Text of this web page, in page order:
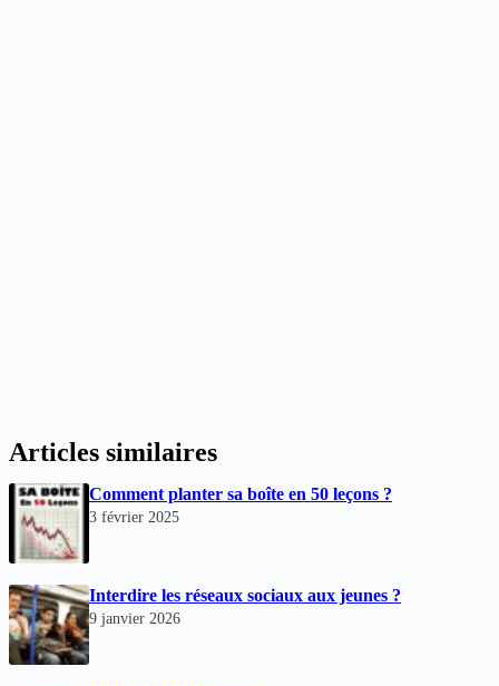
Articles similaires
Comment planter sa boîte en 50 leçons ?
3 février 2025
Interdire les réseaux sociaux aux jeunes ?
9 janvier 2026